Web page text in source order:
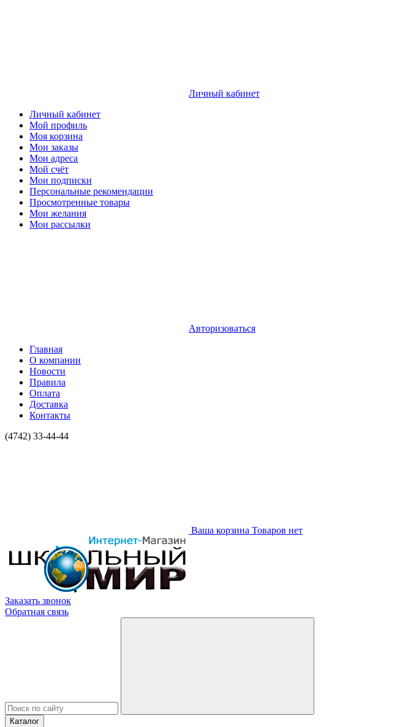
Личный кабинет
Личный кабинет
Мой профиль
Моя корзина
Мои заказы
Мои адреса
Мой счёт
Мои подписки
Персональные рекомендации
Просмотренные товары
Мои желания
Мои рассылки
Авторизоваться
Главная
О компании
Новости
Правила
Оплата
Доставка
Контакты
(4742) 33-44-44
Ваша корзина Товаров нет
Заказать звонок
Обратная связь
Каталог